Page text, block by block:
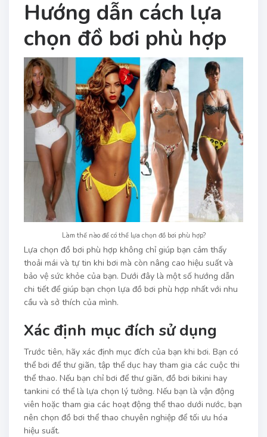
Hướng dẫn cách lựa
chọn đồ bơi phù hợp
Làm thế nào để có thể lựa chọn đồ bơi phù hợp?
Lựa chọn đồ bơi phù hợp không chỉ giúp bạn cảm thấy
thoải mái và tự tin khi bơi mà còn nâng cao hiệu suất và
bảo vệ sức khỏe của bạn. Dưới đây là một số hướng dẫn
chi tiết để giúp bạn chọn lựa đồ bơi phù hợp nhất với nhu
cầu và sở thích của mình.
Xác định mục đích sử dụng
Trước tiên, hãy xác định mục đích của bạn khi bơi. Bạn có
thể bơi để thư giãn, tập thể dục hay tham gia các cuộc thi
thể thao. Nếu bạn chỉ bơi để thư giãn, đồ bơi bikini hay
tankini có thể là lựa chọn lý tưởng. Nếu bạn là vận động
viên hoặc tham gia các hoạt động thể thao dưới nước, bạn
nên chọn đồ bơi thể thao chuyên nghiệp để tối ưu hóa
hiệu suất.